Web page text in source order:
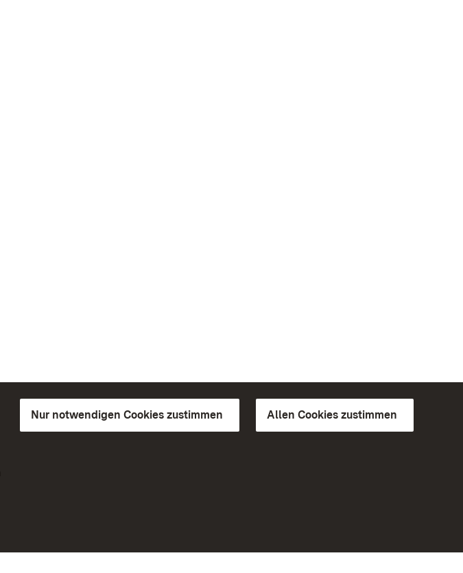
Nur notwendigen Cookies zustimmen Allen Cookies zustimmen